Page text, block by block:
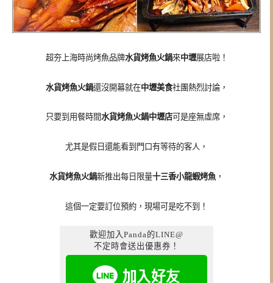
超夯上海時尚烤魚品牌水貨烤魚火鍋來中壢展店啦！
水貨烤魚火鍋還沒開幕就在中壢美食社團熱烈討論，
只要到用餐時間水貨烤魚火鍋中壢店可是座無虛席，
尤其是假日還能看到門口有等待的客人，
水貨烤魚火鍋新推出每日限量十三香小龍蝦烤魚 ，
這個一定要訂位預約，現場可是吃不到！
歡迎加入Panda的LINE@
不定時會送出優惠券！